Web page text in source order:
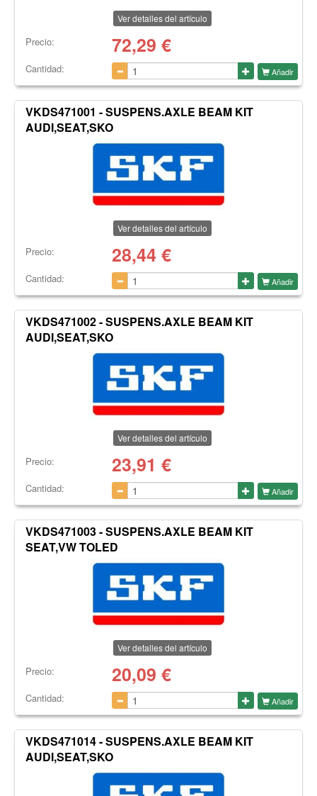
Ver detalles del artículo
Precio: 72,29 €
Cantidad: Añadir
VKDS471001 - SUSPENS.AXLE BEAM KIT
AUDI,SEAT,SKO
Ver detalles del artículo
Precio: 28,44 €
Cantidad: Añadir
VKDS471002 - SUSPENS.AXLE BEAM KIT
AUDI,SEAT,SKO
Ver detalles del artículo
Precio: 23,91 €
Cantidad: Añadir
VKDS471003 - SUSPENS.AXLE BEAM KIT
SEAT,VW TOLED
Ver detalles del artículo
Precio: 20,09 €
Cantidad: Añadir
VKDS471014 - SUSPENS.AXLE BEAM KIT
AUDI,SEAT,SKO